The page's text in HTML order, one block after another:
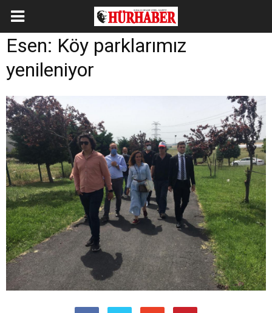
Esen: Köy parklarımız
yenileniyor